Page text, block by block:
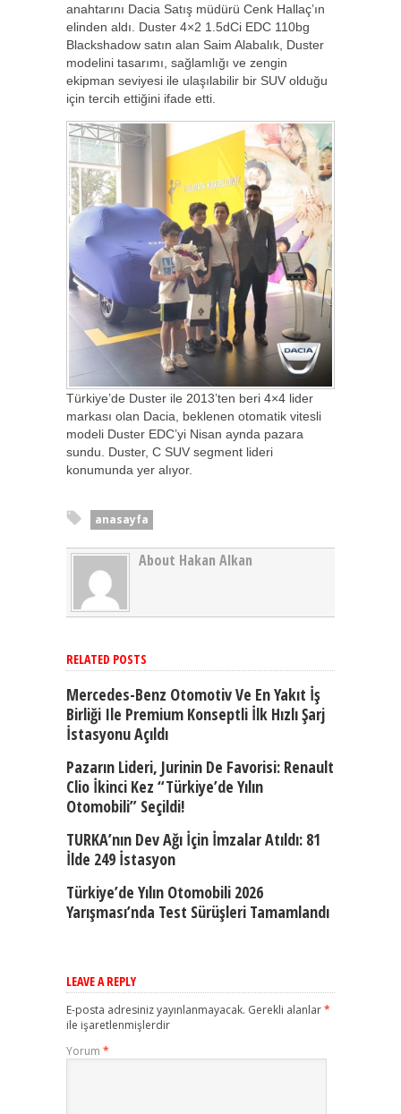
anahtarını Dacia Satış müdürü Cenk Hallaç’ın
elinden aldı. Duster 4×2 1.5dCi EDC 110bg
Blackshadow satın alan Saim Alabalık, Duster
modelini tasarımı, sağlamlığı ve zengin
ekipman seviyesi ile ulaşılabilir bir SUV olduğu
için tercih ettiğini ifade etti.
Türkiye’de Duster ile 2013’ten beri 4×4 lider
markası olan Dacia, beklenen otomatik vitesli
modeli Duster EDC’yi Nisan aynda pazara
sundu. Duster, C SUV segment lideri
konumunda yer alıyor.
anasayfa
About Hakan Alkan
RELATED POSTS
Mercedes-Benz Otomotiv Ve En Yakıt İş
Birliği Ile Premium Konseptli İlk Hızlı Şarj
İstasyonu Açıldı
Pazarın Lideri, Jurinin De Favorisi: Renault
Clio İkinci Kez “Türkiye’de Yılın
Otomobili” Seçildi!
TURKA’nın Dev Ağı İçin İmzalar Atıldı: 81
İlde 249 İstasyon
Türkiye’de Yılın Otomobili 2026
Yarışması’nda Test Sürüşleri Tamamlandı
LEAVE A REPLY
E-posta adresiniz yayınlanmayacak. Gerekli alanlar*
ile işaretlenmişlerdir
Yorum *